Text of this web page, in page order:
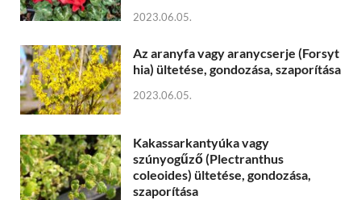
2023.06.05.
Az aranyfa vagy aranycserje (Forsyt
hia) ültetése, gondozása, szaporítása
2023.06.05.
Kakassarkantyúka vagy
szúnyogűző (Plectranthus
coleoides) ültetése, gondozása,
szaporítása